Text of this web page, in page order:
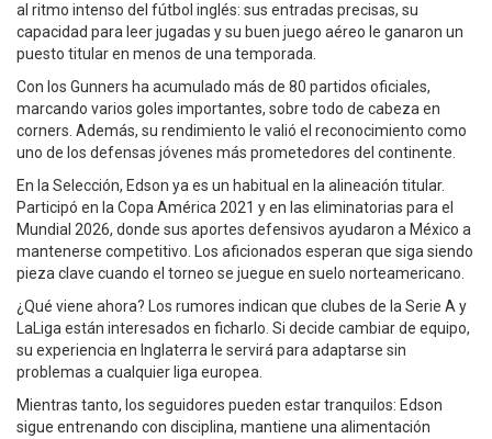
al ritmo intenso del fútbol inglés: sus entradas precisas, su
capacidad para leer jugadas y su buen juego aéreo le ganaron un
puesto titular en menos de una temporada.
Con los Gunners ha acumulado más de 80 partidos oficiales,
marcando varios goles importantes, sobre todo de cabeza en
corners. Además, su rendimiento le valió el reconocimiento como
uno de los defensas jóvenes más prometedores del continente.
En la Selección, Edson ya es un habitual en la alineación titular.
Participó en la Copa América 2021 y en las eliminatorias para el
Mundial 2026, donde sus aportes defensivos ayudaron a México a
mantenerse competitivo. Los aficionados esperan que siga siendo
pieza clave cuando el torneo se juegue en suelo norteamericano.
¿Qué viene ahora? Los rumores indican que clubes de la Serie A y
LaLiga están interesados en ficharlo. Si decide cambiar de equipo,
su experiencia en Inglaterra le servirá para adaptarse sin
problemas a cualquier liga europea.
Mientras tanto, los seguidores pueden estar tranquilos: Edson
sigue entrenando con disciplina, mantiene una alimentación